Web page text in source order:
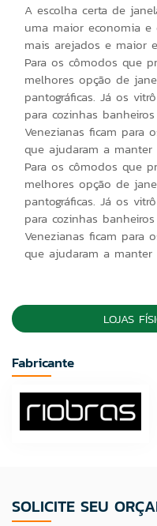
A escolha certa de
uma maior economia e
mais arejados e maior
Para os cômodos que
melhores opção de
pantográficas. Já os
para cozinhas
Venezianas ficam para
que ajudaram a
Para os cômodos que
melhores opção de
pantográficas. Já os
para cozinhas
Venezianas ficam para
que ajudaram a
LOJAS
Fabricante
SOLICITE SEU